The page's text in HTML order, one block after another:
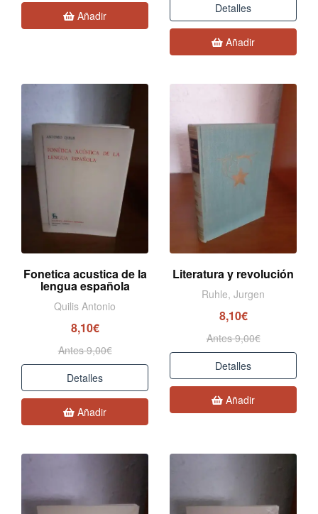
Añadir
Detalles
Añadir
Fonetica acustica de la
lengua española
Quilis Antonio
8,10€
Antes 9,00€
Detalles
Añadir
Literatura y revolución
Ruhle, Jurgen
8,10€
Antes 9,00€
Detalles
Añadir